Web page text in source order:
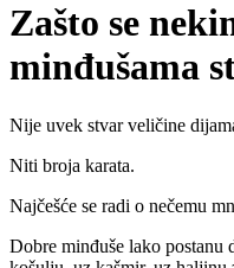
Zašto se
minđušama
Nije uvek stvar veličine
Niti broja karata.
Najčešće se radi o nečemu
Dobre minđuše lako postanu